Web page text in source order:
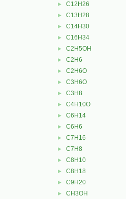
► C12H26
► C13H28
► C14H30
► C16H34
► C2H5OH
► C2H6
► C2H6O
► C3H6O
► C3H8
► C4H10O
► C6H14
► C6H6
► C7H16
► C7H8
► C8H10
► C8H18
► C9H20
► CH3OH